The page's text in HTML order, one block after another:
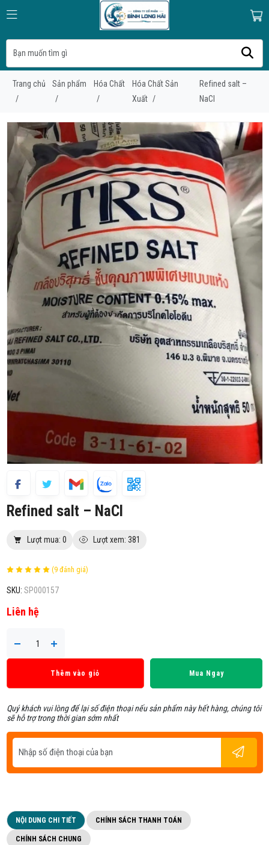
Trang chủ
/
Sản phẩm
/
Hóa Chất
/
Hóa Chất Sản
Xuất /
Refined salt –
NaCl
Refined salt – NaCl
Lượt mua: 0 Lượt xem: 381
(9 đánh giá)
SKU: SP000157
Liên hệ
Thêm vào giỏ Mua Ngay
Quý khách vui lòng để lại số điện thoại nếu sản phẩm này hết hàng, chúng tôi
sẽ hỗ trợ trong thời gian sớm nhất
NỘI DUNG CHI TIẾT CHÍNH SÁCH THANH TOÁN
CHÍNH SÁCH CHUNG